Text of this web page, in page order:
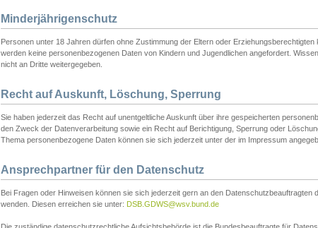
Minderjährigenschutz
Personen unter 18 Jahren dürfen ohne Zustimmung der Eltern oder
werden keine personenbezogenen Daten von Kindern und Jugendlichen angefordert.
nicht an Dritte weitergegeben.
Recht auf Auskunft, Löschung, Sperrung
Sie haben jederzeit das Recht auf unentgeltliche Auskunft über ihre gespeicherten
den Zweck der Datenverarbeitung sowie ein Recht auf Berichtigung, Sperrung oder
Thema personenbezogene Daten können sie sich jederzeit unter der im Impressum
Ansprechpartner für den Datenschutz
Bei Fragen oder Hinweisen können sie sich jederzeit gern an den
wenden. Diesen erreichen sie unter: DSB.GDWS@wsv.bund.de